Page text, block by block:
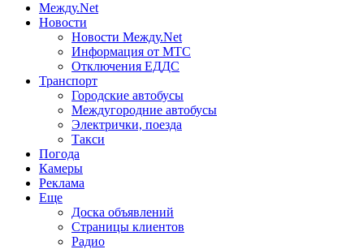
Между.Net
Новости
Новости Между.Net
Информация от МТС
Отключения ЕДДС
Транспорт
Городские автобусы
Междугородние автобусы
Электрички, поезда
Такси
Погода
Камеры
Реклама
Еще
Доска объявлений
Страницы клиентов
Радио